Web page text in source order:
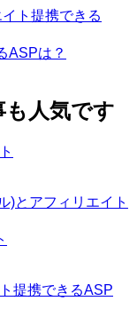
ト提携できる
ASPは？
)とアフィリエイト
提携できるASP